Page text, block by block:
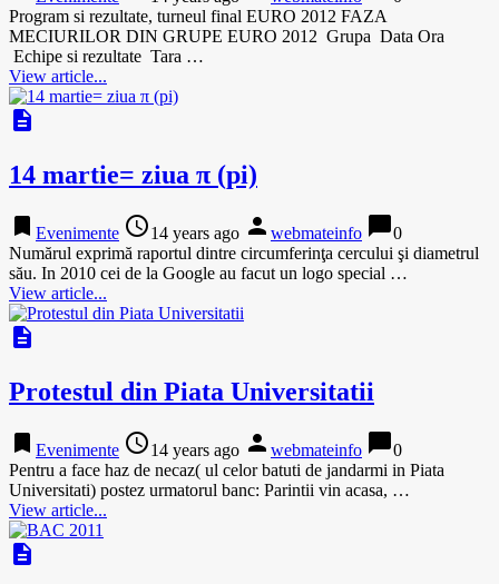
Program si rezultate, turneul final EURO 2012 FAZA
MECIURILOR DIN GRUPE EURO 2012 Grupa Data Ora
Echipe si rezultate Tara …
View article...
description
14 martie= ziua π (pi)
bookmark Evenimente access_time14 years ago person webmateinfo chat_bubble0
Numărul exprimă raportul dintre circumferinţa cercului şi diametrul
său. In 2010 cei de la Google au facut un logo special …
View article...
description
Protestul din Piata Universitatii
bookmark Evenimente access_time14 years ago person webmateinfo chat_bubble0
Pentru a face haz de necaz( ul celor batuti de jandarmi in Piata
Universitati) postez urmatorul banc: Parintii vin acasa, …
View article...
description